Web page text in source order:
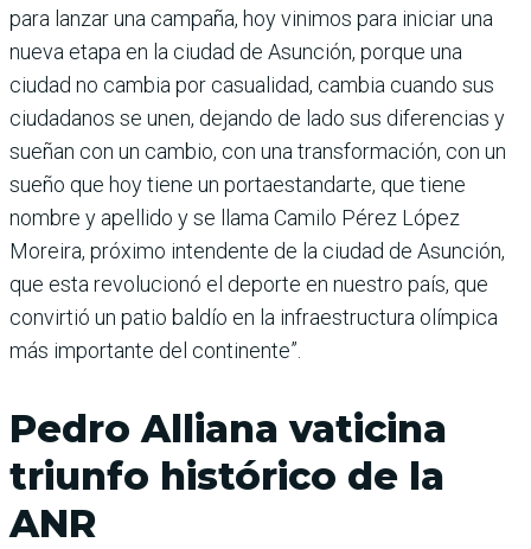
para lanzar una cam­paña, hoy vinimos para iniciar una
nueva etapa en la ciudad de Asunción, porque una
ciudad no cambia por casualidad, cambia cuando sus
ciudadanos se unen, dejando de lado sus diferencias y
sueñan con un cambio, con una transformación, con un
sueño que hoy tiene un portaestandarte, que tiene
nombre y apellido y se llama Camilo Pérez López
Moreira, próximo intendente de la ciudad de Asunción,
que esta revolucionó el deporte en nuestro país, que
convirtió un patio baldío en la infraestructura olímpica
más importante del continente”.
Pedro Alliana vaticina
triunfo histórico de la
ANR